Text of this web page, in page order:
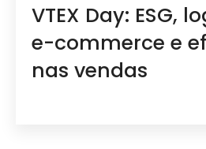
VTEX Day: ESG,
e-commerce e
nas vendas